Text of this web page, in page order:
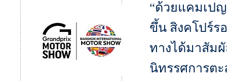
“ด้วยแคมเปญ
ขึ้น สิงคโปร์ร
ทางได้มาสัม
นิทรรศการต